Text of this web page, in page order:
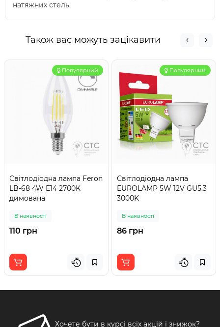
натяжних стель.
Також вас можуть зацікавити
Популярний
Світлодіодна лампа Feron
LB-68 4W E14 2700K
димована
В наявності
110 грн
Популярний
Світлодіодна лампа
EUROLAMP 5W 12V GU5.3
3000K
В наявності
86 грн
Хочете бути в курсі всіх акцій і знижок?